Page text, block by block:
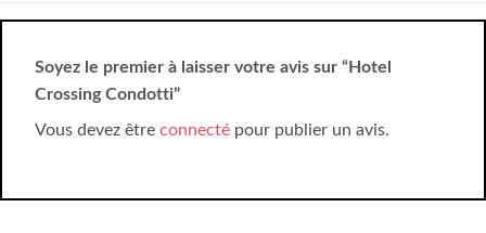
Soyez le premier à laisser votre avis sur “Hotel
Crossing Condotti”
Vous devez être connecté pour publier un avis.